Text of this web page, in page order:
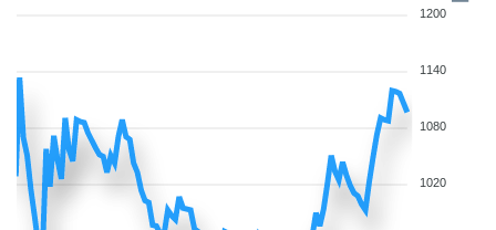
1200
1140
1080
1020